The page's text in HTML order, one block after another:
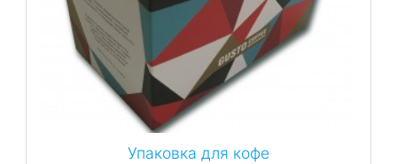
Упаковка для кофе